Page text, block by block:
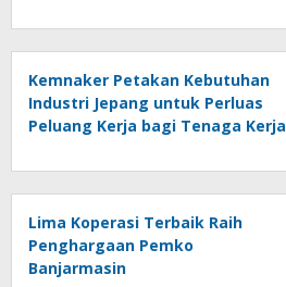
Kemnaker Petakan Kebutuhan
Industri Jepang untuk Perluas
Peluang Kerja bagi Tenaga Kerja
Lima Koperasi Terbaik Raih
Penghargaan Pemko
Banjarmasin